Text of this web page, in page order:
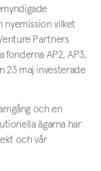
nyemission vilket
Partners
fonderna AP2, AP3,
23 maj investerade
och en
ägarna har
och vår